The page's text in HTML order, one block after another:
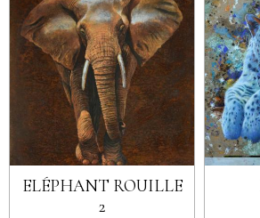
ELÉPHANT ROUILLE
2